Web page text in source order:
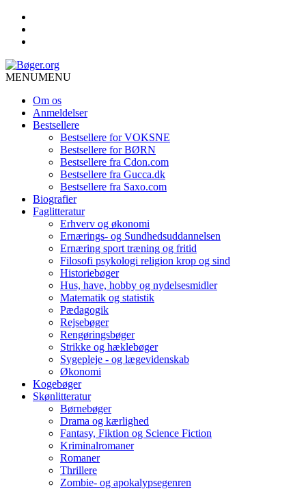
MENUMENU
Om os
Anmeldelser
Bestsellere
Bestsellere for VOKSNE
Bestsellere for BØRN
Bestsellere fra Cdon.com
Bestsellere fra Gucca.dk
Bestsellere fra Saxo.com
Biografier
Faglitteratur
Erhverv og økonomi
Ernærings- og Sundhedsuddannelsen
Ernæring sport træning og fritid
Filosofi psykologi religion krop og sind
Historiebøger
Hus, have, hobby og nydelsesmidler
Matematik og statistik
Pædagogik
Rejsebøger
Rengøringsbøger
Strikke og hæklebøger
Sygepleje - og lægevidenskab
Økonomi
Kogebøger
Skønlitteratur
Børnebøger
Drama og kærlighed
Fantasy, Fiktion og Science Fiction
Kriminalromaner
Romaner
Thrillere
Zombie- og apokalypsegenren